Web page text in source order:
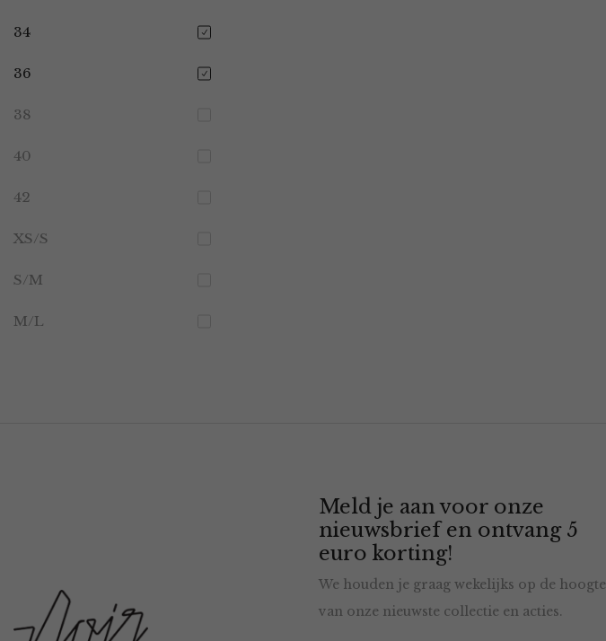
34
36
38
40
42
XS/S
S/M
M/L
Meld je aan voor onze
nieuwsbrief en ontvang 5
euro korting!
We houden je graag wekelijks op de hoogte
van onze nieuwste collectie en acties.